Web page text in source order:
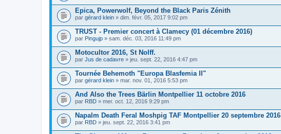
Epica, Powerwolf, Beyond the Black Paris Zénith
par gérard klein » dim. févr. 05, 2017 9:02 pm
TRUST - Premier concert à Clamecy (01 décembre 2016)
par Pingujp » sam. déc. 03, 2016 11:49 pm
Motocultor 2016, St Nolff.
par Jus de cadavre » jeu. sept. 22, 2016 4:47 pm
Tournée Behemoth "Europa Blasfemia II"
par gérard klein » mar. nov. 01, 2016 5:53 pm
And Also the Trees Bärlin Montpellier 11 octobre 2016
par RBD » mer. oct. 12, 2016 9:29 pm
Napalm Death Feral Moshpig TAF Montpellier 20 septembre 2016
par RBD » jeu. sept. 22, 2016 3:41 pm